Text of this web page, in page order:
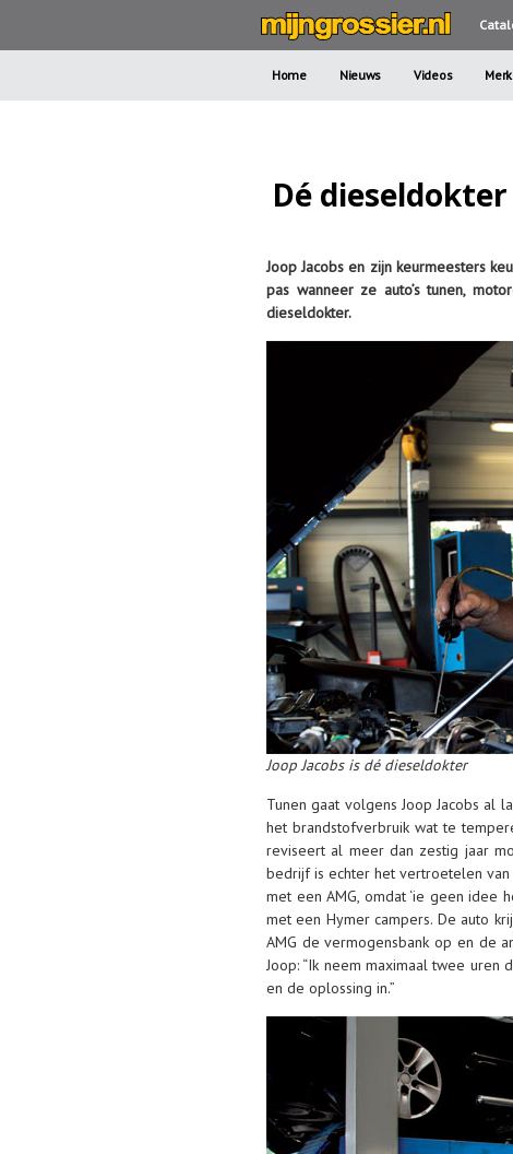
Home Nieuws Videos
Dé dieseldokter
Joop Jacobs en zijn keurmeesters
pas wanneer ze auto’s tunen,
dieseldokter.
Joop Jacobs is dé dieseldokter
Tunen gaat volgens Joop Jacobs al
het brandstofverbruikwat te
reviseert al meer dan zestig jaar
bedrijf is echter het vertroetelen
met een AMG, omdat ‘ie geen idee
met een Hymer campers. De auto
AMG de vermogensbank op en de
Joop: “Ik neem maximaaltwee uren
en de oplossing in.”